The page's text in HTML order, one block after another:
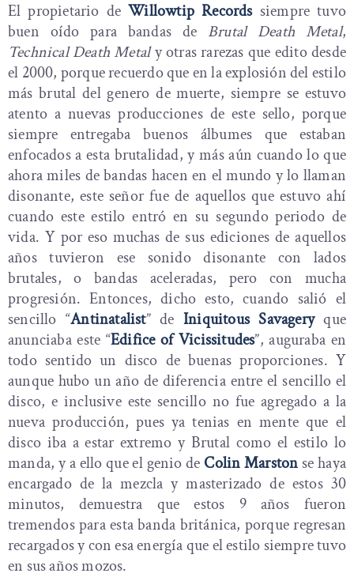
El propietario deWillowtip Records siempre tuvo
buen oído para bandas de Brutal Death Metal,
Technical Death Metaly otras rarezas que edito desde
el 2000, porque recuerdo que en la explosión del estilo
más brutal del genero de muerte, siempre se estuvo
atento a nuevas producciones de este sello, porque
siempre entregaba buenos álbumes que estaban
enfocados a esta brutalidad, y más aún cuando lo que
ahora miles de bandas hacen en el mundo y lo llaman
disonante, este señor fue de aquellos que estuvo ahí
cuando este estilo entró en su segundo periodo de
vida. Y por eso muchas de sus ediciones de aquellos
años tuvieron ese sonido disonante con lados
brutales, o bandas aceleradas, pero con mucha
progresión. Entonces, dicho esto, cuando salió el
sencillo “Antinatalist” deIniquitous Savageryque
anunciaba este “Edifice of Vicissitudes”, auguraba en
todo sentido un disco de buenas proporciones. Y
aunque hubo un año de diferencia entre el sencillo el
disco, e inclusive este sencillo no fue agregado a la
nueva producción, pues ya tenias en mente que el
disco iba a estar extremo y Brutal como el estilo lo
manda, y a ello que el genio deColin Marston se haya
encargado de la mezcla y masterizado de estos 30
minutos, demuestra que estos 9 años fueron
tremendos para esta banda británica, porque regresan
recargados y con esa energía que el estilo siempre tuvo
en sus años mozos.